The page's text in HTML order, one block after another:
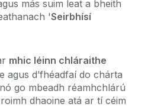
Gairmeacha
& Maoiniú
más suim leat a bheith
'Seirbhísí
mhic léinn chláraithe
agus d’fhéadfaí do chárta
go mbeadh réamhchlárú
dhaoine atá ar tí céim